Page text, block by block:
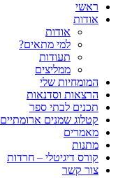
ראשי
אודות
אודות
למי מתאים?
תעודות
ממליצים
המומחיות שלי
הרצאות וסדנאות
תכנים לבתי ספר
קטלוג שמנים ארומתיים
מאמרים
מתנות
קורס דיגיטלי – חרדות
צור קשר